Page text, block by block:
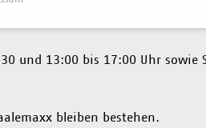
und 13:00 bis 17:00 Uhr sowie
bleiben bestehen.